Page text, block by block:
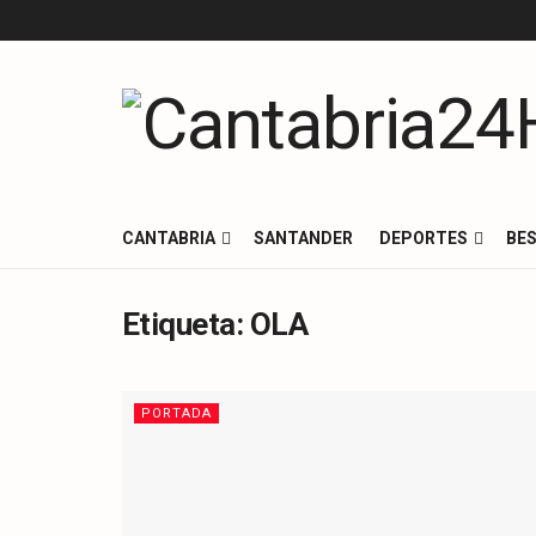
CANTABRIA SANTANDER DEPORTES
Etiqueta: OLA
PORTADA